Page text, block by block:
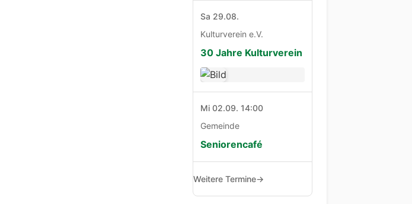
Sa 29.08.
Kulturverein e.V.
30 Jahre Kulturverein
Mi 02.09. 14:00
Gemeinde
Seniorencafé
Weitere Termine→